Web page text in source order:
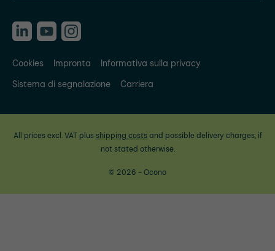
Cookies Impronta
Informativa sulla privacy
Sistema di segnalazione
Carriera
All prices excl. VAT plus shipping costsand possible delivery charges, if
not stated otherwise.
© 2026 - Ocono